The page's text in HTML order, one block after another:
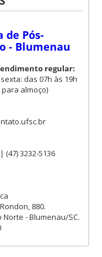
de Pós-
- Blumenau
regular:
das 07h às 19h
almoço)
(47) 3232-5136
880.
- Blumenau/SC.